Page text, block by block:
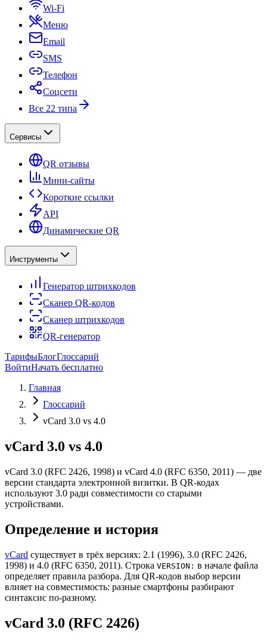
Wi-Fi
Меню
Email
SMS
Телефон
Соцсети
Все 22 типа
Сервисы
QR отзывы
Мини-сайты
Короткие ссылки
API
Динамические QR
Инструменты
Генератор штрихкодов
Сканер QR-кодов
Сканер штрихкодов
QR-генератор
ТарифыБлогГлоссарий
ВойтиНачать бесплатно
Главная
Глоссарий
vCard 3.0 vs 4.0
vCard 3.0 vs 4.0
vCard 3.0 (RFC 2426, 1998) и vCard 4.0 (RFC 6350, 2011) — две
версии стандарта электронной визитки. В QR-кодах
используют 3.0 ради совместимости со старыми
устройствами.
Определение и история
vCard существует в трёх версиях: 2.1 (1996), 3.0 (RFC 2426,
1998) и 4.0 (RFC 6350, 2011). Строка VERSION: в начале файла
определяет правила разбора. Для QR-кодов выбор версии
влияет на совместимость: разные смартфоны разбирают
синтаксис по-разному.
vCard 3.0 (RFC 2426)